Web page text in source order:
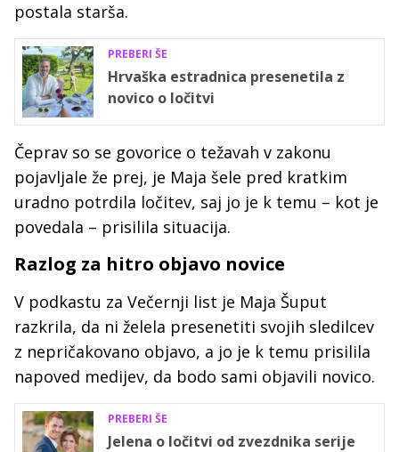
postala starša.
PREBERI ŠE
Hrvaška estradnica presenetila z
novico o ločitvi
Čeprav so se govorice o težavah v zakonu
pojavljale že prej, je Maja šele pred kratkim
uradno potrdila ločitev, saj jo je k temu – kot je
povedala – prisilila situacija.
Razlog za hitro objavo novice
V podkastu za Večernji list je Maja Šuput
razkrila, da ni želela presenetiti svojih sledilcev
z nepričakovano objavo, a jo je k temu prisilila
napoved medijev, da bodo sami objavili novico.
PREBERI ŠE
Jelena o ločitvi od zvezdnika serije